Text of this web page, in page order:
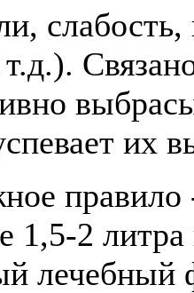
их
правило
1,5-2
лечебный